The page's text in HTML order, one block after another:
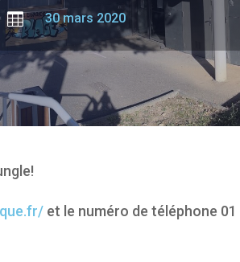
 30 mars 2020
et le numéro de téléphone